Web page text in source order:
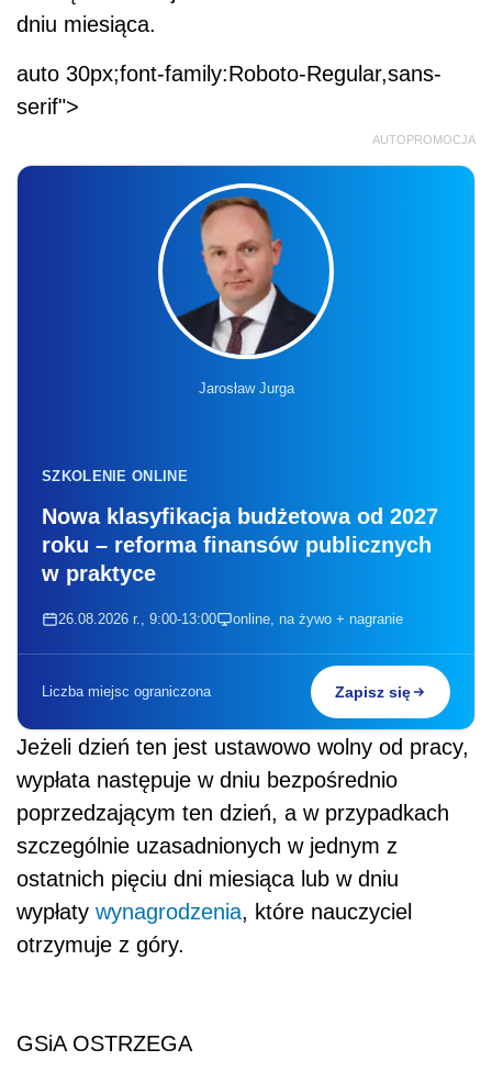
Nowa klasyfikacja budżetowa od 2027
roku – reforma finansów publicznych
26.08.2026 r., 9:00-13:00 online, na żywo + nagranie
Liczba miejsc ograniczona
wypłata następuje w dniu bezpośrednio
poprzedzającym ten dzień, a w przypadkach
szczególnie uzasadnionych w jednym z
ostatnich pięciu dni miesiąca lub w dniu
wypłaty wynagrodzenia, które nauczyciel
otrzymuje z góry.
GSiA OSTRZEGA
Skoro Karta Nauczyciela w sposób
jednoznaczny reguluje kwestię terminu wypłaty
składników wynagrodzenia, to nie można tego
zagadnienia uznać za powierzone przez
ustawodawcę do unormowania w ramach
regulaminu wynagradzania nauczycieli.